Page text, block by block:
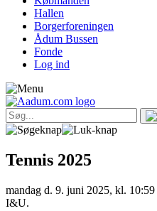
Hallen
Borgerforeningen
Ådum Bussen
Fonde
Log ind
Tennis 2025
mandag d. 9. juni 2025, kl. 10:59
I&U.